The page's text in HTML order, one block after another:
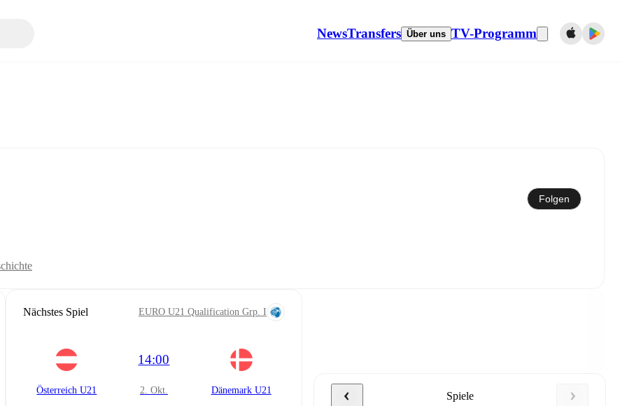
NewsTransfers Über uns TV-Programm
Folgen
Nächstes Spiel EURO U21 Qualification Grp. I
Österreich U21
14:00
2. Okt. Dänemark U21 Spiele